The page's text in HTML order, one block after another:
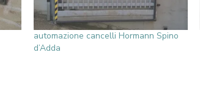
automazione cancelli Hormann Spino
d’Adda